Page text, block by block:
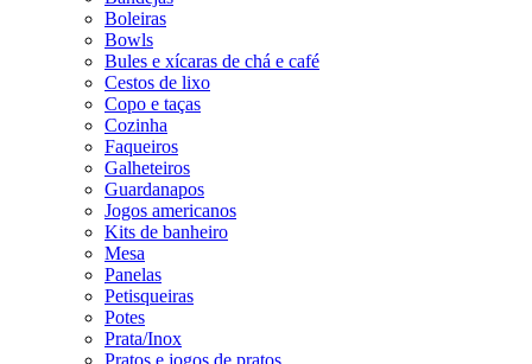
Boleiras
Bowls
Bules e xícaras de chá e café
Cestos de lixo
Copo e taças
Cozinha
Faqueiros
Galheteiros
Guardanapos
Jogos americanos
Kits de banheiro
Mesa
Panelas
Petisqueiras
Potes
Prata/Inox
Pratos e jogos de pratos